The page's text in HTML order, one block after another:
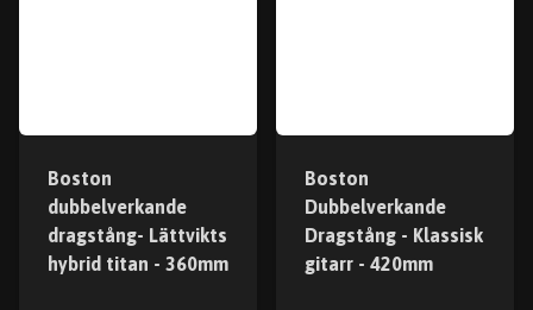
Boston
dubbelverkande
dragstång- Lättvikts
hybrid titan - 360mm
Boston
Dubbelverkande
Dragstång - Klassisk
gitarr - 420mm